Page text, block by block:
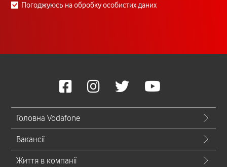
Погоджуюсь на обробку особистих даних
Головна Vodafone
Вакансії
Життя в компанії